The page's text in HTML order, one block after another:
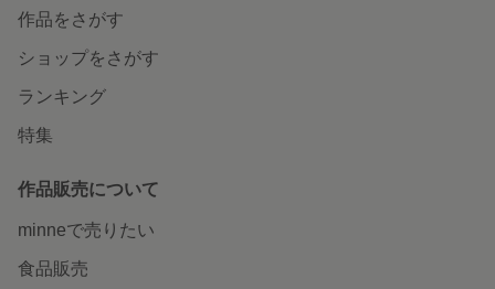
作品をさがす
ショップをさがす
ランキング
特集
作品販売について
minneで売りたい
食品販売